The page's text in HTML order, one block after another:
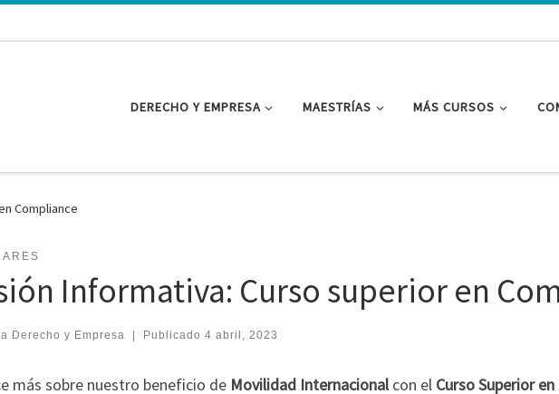
DERECHO Y EMPRESA MAESTRÍAS MÁS CURSOS
Compliance
Informativa: Curso superior en
Derecho y Empresa | Publicado 4 abril, 2023
más sobre nuestro beneficio de Movilidad Internacionalcon el Curso Superior